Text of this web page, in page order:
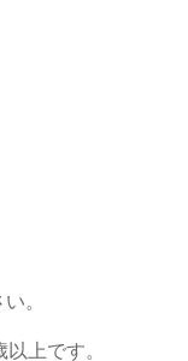
。
上です。